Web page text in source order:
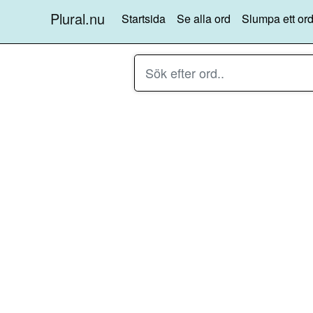
Plural.nu Startsida Se alla ord Slumpa ett